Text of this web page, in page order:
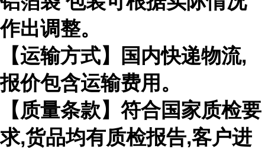
作出调整。
【运输方式】国内快递物流,
报价包含运输费用。
【质量条款】符合国家质检要
求,货品均有质检报告,客户进